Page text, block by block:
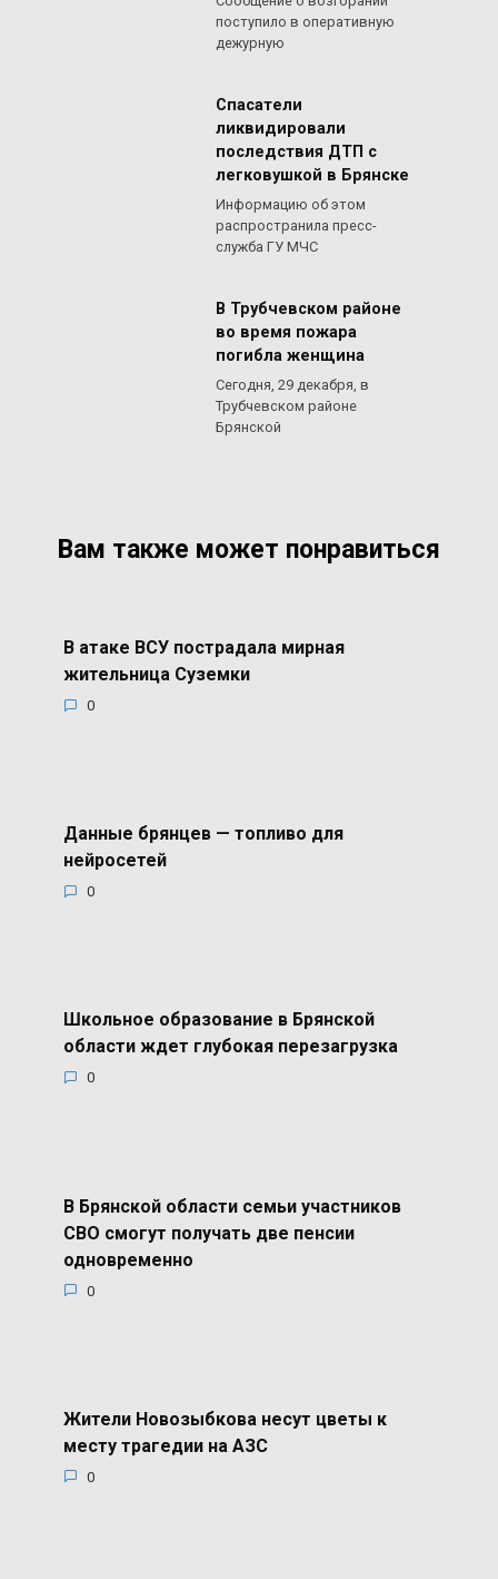
поступило в оперативную
дежурную
Спасатели
ликвидировали
последствия ДТП с
легковушкой в Брянске
Информацию об этом
распространила пресс-
служба ГУ МЧС
В Трубчевском районе
во время пожара
погибла женщина
Сегодня, 29 декабря, в
Трубчевском районе
Брянской
Вам также может понравиться
В атаке ВСУ пострадала мирная
жительница Суземки
0
Данные брянцев — топливо для
нейросетей
0
Школьное образование в Брянской
области ждет глубокая перезагрузка
0
В Брянской области семьи участников
СВО смогут получать две пенсии
одновременно
0
Жители Новозыбкова несут цветы к
месту трагедии на АЗС
0